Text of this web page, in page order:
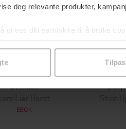
deg relevante produkter,
gi oss ditt samtykke til å bruke
ved å klikke på «Tilpass».
349,-
Utskudd
EBOK
En